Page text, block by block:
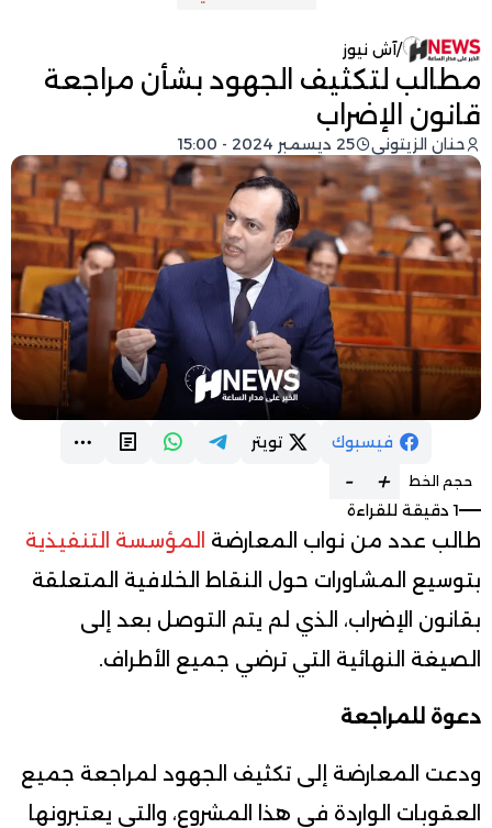
/آش نيوز
مطالب لتكثيف الجهود بشأن مراجعة
قانون الإضراب
حنان الزيتوني 25 ديسمبر 2024 - 15:00
فيسبوك تويتر
حجم الخط +
-
1 دقيقة للقراءة
طالب عدد من نواب المعارضة المؤسسة التنفيذية
بتوسيع المشاورات حول النقاط الخلافية المتعلقة
بقانون الإضراب، الذي لم يتم التوصل بعد إلى
الصيغة النهائية التي ترضي جميع الأطراف.
دعوة للمراجعة
ودعت المعارضة إلى تكثيف الجهود لمراجعة جميع
العقوبات الواردة في هذا المشروع، والتي يعتبرونها